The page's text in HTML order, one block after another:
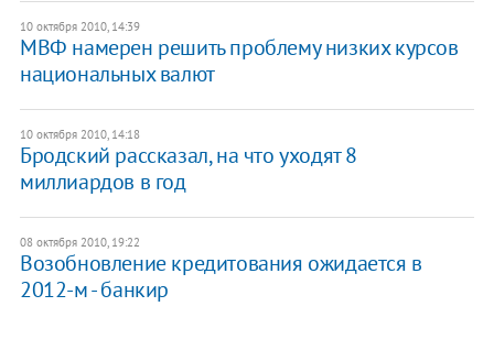
10 октября 2010, 14:39
МВФ намерен решить проблему низких курсов
национальных валют
10 октября 2010, 14:18
Бродский рассказал, на что уходят 8
миллиардов в год
08 октября 2010, 19:22
Возобновление кредитования ожидается в
2012-м - банкир